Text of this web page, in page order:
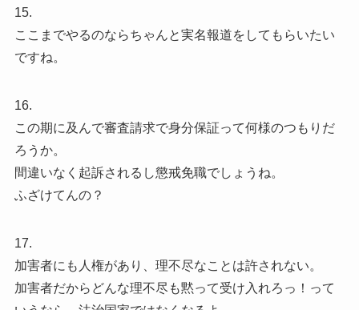
15.
ここまでやるのならちゃんと実名報道をしてもらいたい
ですね。
16.
この期に及んで審査請求で身分保証って何様のつもりだ
ろうか。
間違いなく起訴されるし懲戒免職でしょうね。
ふざけてんの？
17.
加害者にも人権があり、理不尽なことは許されない。
加害者だからどんな理不尽も黙って受け入れろっ！って